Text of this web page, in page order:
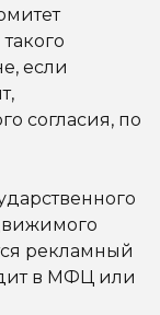
если
согласия, по
рекламный
в МФЦ или